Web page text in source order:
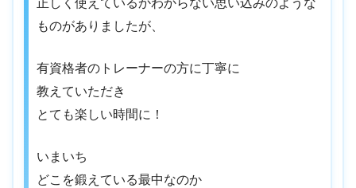
正しく使えているかわからない思い込みのような
ものがありましたが、
有資格者のトレーナーの方に丁寧に
教えていただき
とても楽しい時間に！
いまいち
どこを鍛えている最中なのか